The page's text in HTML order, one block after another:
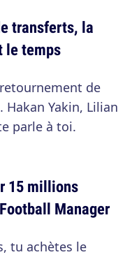
transferts, la
le temps
de
Yakin, Lilian
parle à toi.
15 millions
Manager
tu achètes le